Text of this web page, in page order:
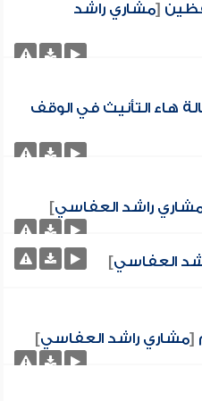
[مشاري راشد
هاء التأنيث في الوقف
راشد العفاسي]
العفاسي]
[مشاري راشد العفاسي]